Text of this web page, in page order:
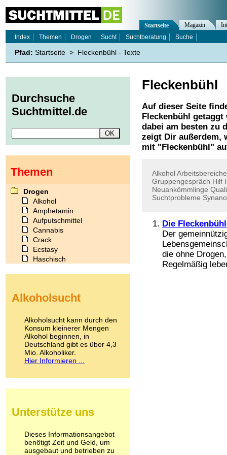
Fleckenbühl
Auf dieser Seite
Fleckenbühl getaggt
dabei am besten zu
zeigt Dir außerdem,
mit " Fleckenbühl "
AlkoholArbeitsbereiche
Gruppengespräch Hilf
Neuankömmlinge
Suchtprobleme
Die
Der
die ohne
Regelmäßig
Startseite Magazin
Index
Themen Drogen Sucht Suchtberatung Suche
Pfad: Startseite > Fleckenbühl - Texte
Durchsuche
Suchtmittel.de
Themen
Drogen
Alkohol
Amphetamin
Aufputschmittel
Cannabis
Crack
Ecstasy
Haschisch
Kokain
LSD
Marihuana
Medikamente
Meskalin
Metamphetamin
Methadon
Pilze
Psychopharmaka
Schlafmittel
Schmerzmittel
Alkoholsucht
Alkoholsucht kann durch den
Konsum kleinerer Mengen
Alkohol beginnen, in
Deutschland gibt es über 4,3
Mio. Alkoholiker.
Hier Informieren ...
Unterstütze uns
Dieses Informationsangebot
benötigt Zeit und Geld, um
ausgebaut und betrieben zu